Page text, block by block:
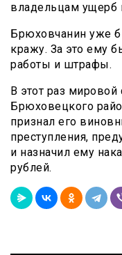
владельцам ущерб
Брюховчанин уже
кражу. За это ему
работы и штрафы.
В этот раз
Брюховецкого
признал его
преступления,
и назначил ему
рублей.